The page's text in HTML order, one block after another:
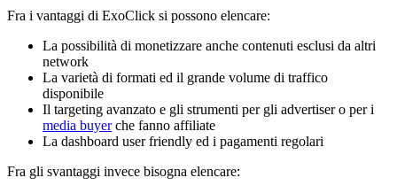
Fra i vantaggi di ExoClick si possono elencare:
La possibilità di monetizzare anche contenuti esclusi da altri
network
La varietà di formati ed il grande volume di traffico
disponibile
Il targeting avanzato e gli strumenti per gli advertiser o per i
media buyerche fanno affiliate
La dashboard user friendly ed i pagamenti regolari
Fra gli svantaggi invece bisogna elencare: